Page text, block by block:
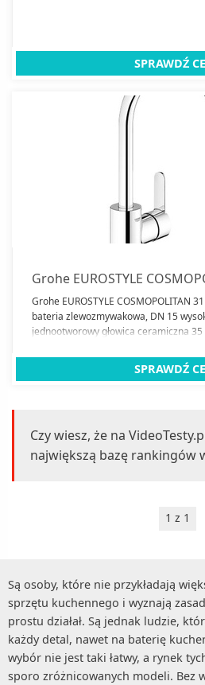
SPRAWDŹ
Grohe EUROSTYLE
Grohe EUROSTYLE COSMOPOLITAN
bateria zlewozmywakowa, DN 15
jednootworowy głowica ceramiczna 35
SPRAWDŹ
Czy wiesz, że na
największą bazę rankingów
1 z 1
Są osoby, które nie przykładają
sprzętu kuchennego i wyznają
prostu działał. Są jednak ludzie,
każdy detal, nawet na baterię
wybór nie jest taki łatwy, a rynek
sporo zróżnicowanych modeli. Bez